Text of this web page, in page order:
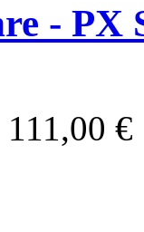
-
111,00 €